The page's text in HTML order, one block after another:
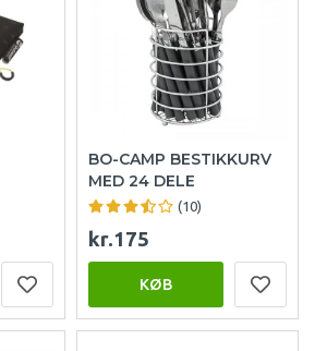
BO-CAMP BESTIKKURV
MED 24 DELE
(10)
kr.175
KØB